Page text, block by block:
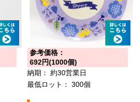
参考価格：
692円(1000個)
納期：
約30営業日
最低ロット：
300個